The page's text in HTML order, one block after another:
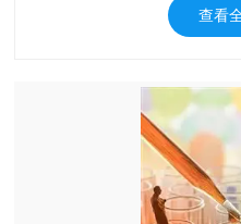
查看